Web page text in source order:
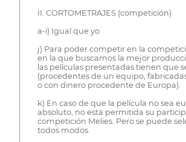
II. CORTOMETRAJES (competición)
a-i) Igual que yo
j) Para poder competir en la
en la que buscamos la mejor
las películas presentadas tienen que
(procedentes de un equipo,
o con dinero procedente de Europa).
k) En caso de que la película no sea
absoluto, no está permitida su
competición Melies. Pero se puede
todos modos.